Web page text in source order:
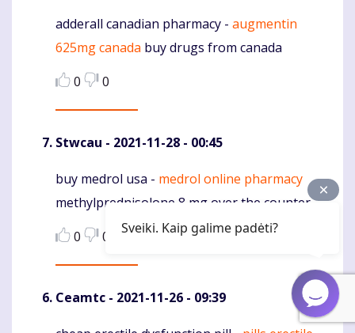
Komentaras
adderall canadian pharmacy - augmentin
625mg canada buy drugs from canada
0
0
Stwcau - 2021-11-28 - 00:45
Komentaras
buy medrol usa - medrol online pharmacy
methylprednisolone 8 mg over the counter
0
0
Ceamtc - 2021-11-26 - 09:39
Sveiki. Kaip galime padėti?